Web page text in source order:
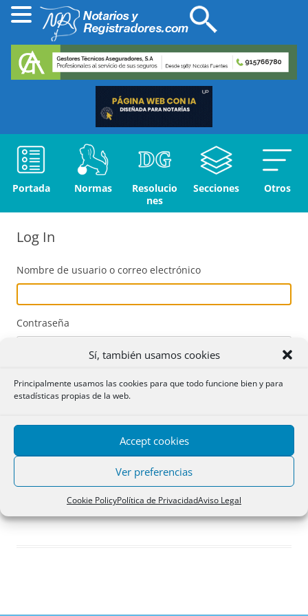
Sí, también usamos cookies
Principalmente usamos las cookies para que todo funcione bien y para
estadísticas propias de la web.
Accept cookies
Ver preferencias
Cookie PolicyPolítica de PrivacidadAviso Legal
Portada Normas
Resolucio
nes
Secciones Otros
Log In
Nombre de usuario o correo electrónico
Contraseña
Acceder
Registro
¿Has olvidado tu contraseña?